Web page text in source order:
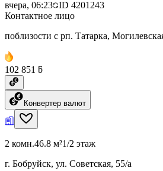
вчера, 06:23 ID 4201243
Контактное лицо
поблизости с рп. Татарка,
102 851 ƃ
Конвертер валют
2 комн.46.8 м²1/2 этаж
г. Бобруйск, ул. Советская, 55/а